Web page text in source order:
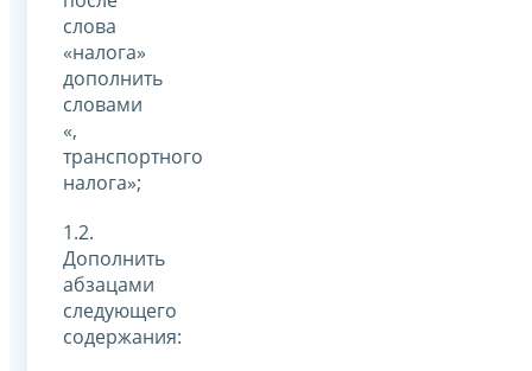
слова
«налога»
дополнить
словами
«,
транспортного
налога»;
1.2.
Дополнить
абзацами
следующего
содержания: